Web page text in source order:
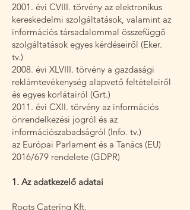
2001. évi CVIII. törvény az elektronikus
kereskedelmi szolgáltatások, valamint az
információs társadalommal összefüggő
szolgáltatások egyes kérdéseiről (Eker.
tv.)
2008. évi XLVIII. törvény a gazdasági
reklámtevékenység alapvető feltételeiről
és egyes korlátairól (Grt.)
2011. évi CXII. törvény az információs
önrendelkezési jogról és az
információszabadságról (Info. tv.)
az Európai Parlament és a Tanács (EU)
2016/679 rendelete (GDPR)
1. Az adatkezelő adatai
Roots Catering Kft.